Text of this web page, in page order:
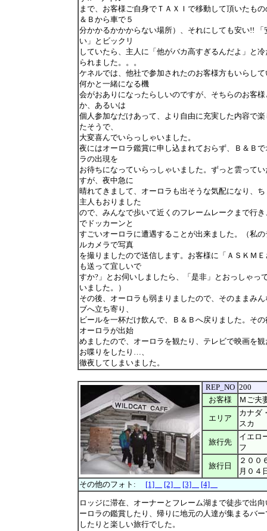
まで、お客様ご自身でＴＡＸＩで移動して頂いたも
＆Ｂから車で５
分かかるかかからない場所）、それにしても安い!! 「
い」とビックリ
していたら、主人に「他がバカ高すぎるんだよ」と
られました。。。
ケネルでは、他社で参加されたのお客様方もいらして
何かと一緒になる機
会がおありになったらしいのですが、そちらのお客様
か、あるいは
個人参加なだけあって、より自由に充実した内容で楽
たそうで、
大変喜んでいらっしゃいました。
夜にはオーロラ鑑賞に申し込まれておらず、Ｂ＆Ｂで
ラの出現を
お待ちになっていらっしゃいました。ずっと雲って
すが、夜中急に
晴れてきまして、オーロラも出そうな気配になり、ち
主人もおりました
ので、みんなで歩いて近くのフレームレークまで行き
でドッカーンと
すごいオーロラに遭遇することが出来ました。（私の
ルカメラで写真
を撮りましたので送信します。お客様に「ＡＳＫＭ
も送って宜しいで
すか?」とお伺いしましたら、「是非」とおっしゃっ
いました。）
その後、オーロラも弱まりましたので、そのままみ
ブへ立ち寄り、
ビールを一杯だけ飲んで、Ｂ＆Ｂへ戻りました。そ
オーロラが出始
めましたので、オーロラを観たり、テレビで映画を観
お喋りをしたり…、
徹夜してしまいました。
REP_NO 200
お客様
Ｍご夫
エリア
カナダ
スカ
旅行先
イエロ
フ
旅行日
２００
月０４
その他のフォト: [1] [2] [3] [4]
ロッジに滞在、オーナーとフレーム湖まで徒歩で出
ーロラの鑑賞したり、帰りに地元の人達が集まるバ
したりと楽しい旅行でした。